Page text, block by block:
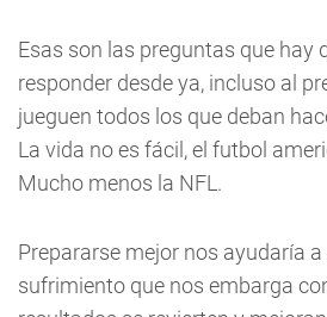
Esas son las preguntas que hay
responder desde ya, incluso al
jueguen todos los que deban
La vida no es fácil, el futbol
Mucho menos la NFL.
Prepararse mejor nos ayudaría
sufrimiento que nos embarga